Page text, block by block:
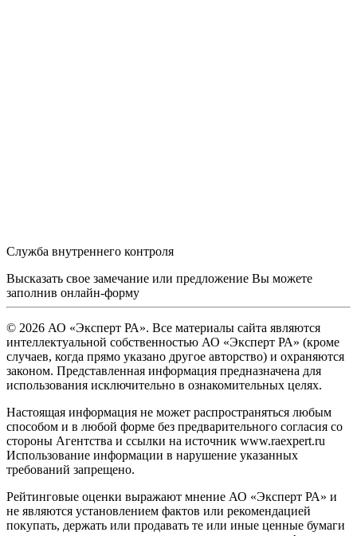
Служба внутреннего контроля
Высказать свое замечание или предложение Вы можете
заполнив онлайн-форму
© 2026 АО «Эксперт РА». Все материалы сайта являются
интеллектуальной собственностью АО «Эксперт РА» (кроме
случаев, когда прямо указано другое авторство) и охраняются
законом. Представленная информация предназначена для
использования исключительно в ознакомительных целях.
Настоящая информация не может распространяться любым
способом и в любой форме без предварительного согласия со
стороны Агентства и ссылки на источник www.raexpert.ru
Использование информации в нарушение указанных
требований запрещено.
Рейтинговые оценки выражают мнение АО «Эксперт РА» и
не являются установлением фактов или рекомендацией
покупать, держать или продавать те или иные ценные бумаги